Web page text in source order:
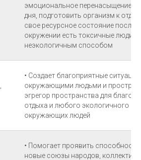
эмоциональное перенасыщение,
дня, подготовить организм к
свое ресурсное состояние после
окружении есть токсичные люди,
неэкологичным способом
• Создает благоприятные
окружающими людьми и
эгрегор пространства для
отдыха и любого экологичного
окружающих людей
• Помогает проявить
новые союзы народов,